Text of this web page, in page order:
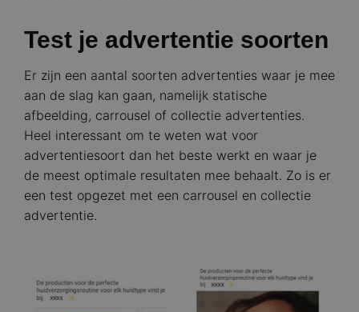
Test je advertentie soorten
Er zijn een aantal soorten advertenties waar je mee
aan de slag kan gaan, namelijk statische
afbeelding, carrousel of collectie advertenties.
Heel interessant om te weten wat voor
advertentiesoort dan het beste werkt en waar je
de meest optimale resultaten mee behaalt. Zo is er
een test opgezet met een carrousel en collectie
advertentie.